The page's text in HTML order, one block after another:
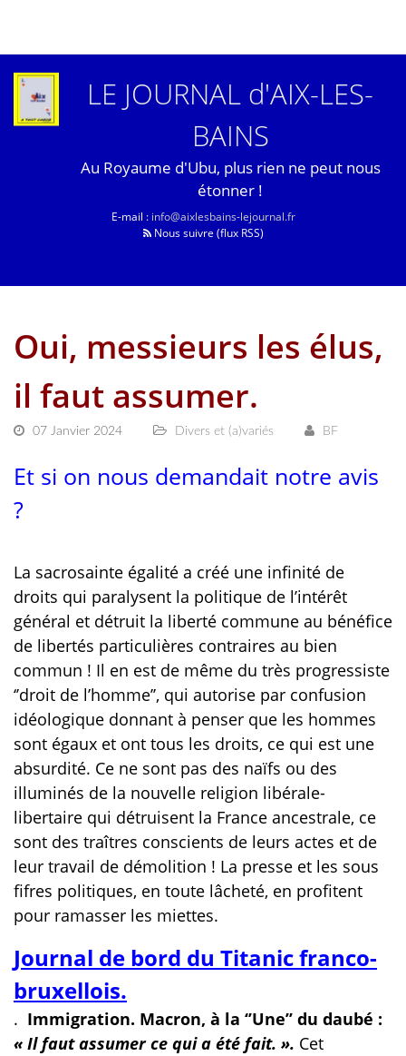
LE JOURNAL d'AIX-LES-
BAINS
Au Royaume d'Ubu, plus rien ne peut nous
étonner !
E-mail : info@aixlesbains-lejournal.fr
Nous suivre (flux RSS)
Oui, messieurs les élus,
il faut assumer.
07 Janvier 2024 Divers et (a)variés BF
Et si on nous demandait notre avis
?
La sacrosainte égalité a créé une infinité de
droits qui paralysent la politique de l’intérêt
général et détruit la liberté commune au bénéfice
de libertés particulières contraires au bien
commun ! Il en est de même du très progressiste
‘’droit de l’homme’’, qui autorise par confusion
idéologique donnant à penser que les hommes
sont égaux et ont tous les droits, ce qui est une
absurdité. Ce ne sont pas des naïfs ou des
illuminés de la nouvelle religion libérale-
libertaire qui détruisent la France ancestrale, ce
sont des traîtres conscients de leurs actes et de
leur travail de démolition ! La presse et les sous
fifres politiques, en toute lâcheté, en profitent
pour ramasser les miettes.
Journal de bord du Titanic franco-
bruxellois.
. Immigration. Macron, à la ‘’Une’’ du daubé :
« Il faut assumer ce qui a été fait. ». Cet